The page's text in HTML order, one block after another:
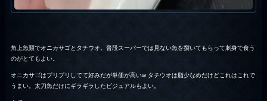
角上魚類でオニカサゴとタチウオ。普段スーパーでは見ない魚を捌いてもらって刺身で食う
のがとてもよい。
オニカサゴはプリプリしてて好みだが単価が高いw タチウオは脂少なめだけどこれはこれで
うまい。太刀魚だけにギラギラしたビジュアルもよい。